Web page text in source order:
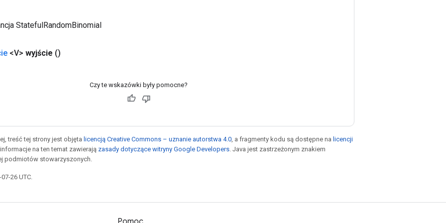
StatefulRandomBinomial
<V> wyjście ()
Czy te wskazówki były pomocne?
treść tej strony jest objęta licencją Creative Commons – uznanie autorstwa 4.0 , a fragmenty kodu są dostępne na licencji
informacje na ten temat zawierają zasady dotyczące witryny Google Developers . Java jest zastrzeżonym znakiem
podmiotów stowarzyszonych.
26 UTC.